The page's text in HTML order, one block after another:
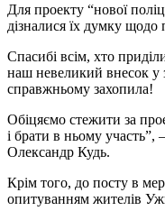
Для проекту “нової
дізналися їх думку щодо
Спасибі всім, хто
наш невеликий внесок у
справжньому захопила!
Обіцяємо стежити за
і брати в ньому участь”,
Олександр Кудь.
Крім того, до посту в
опитуванням жителів